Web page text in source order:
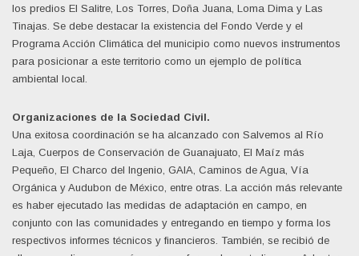
los predios El Salitre, Los Torres, Doña Juana, Loma Dima y Las
Tinajas. Se debe destacar la existencia del Fondo Verde y el
Programa Acción Climática del municipio como nuevos instrumentos
para posicionar a este territorio como un ejemplo de política
ambiental local.
Organizaciones de la Sociedad Civil.
Una exitosa coordinación se ha alcanzado con Salvemos al Río
Laja, Cuerpos de Conservación de Guanajuato, El Maíz más
Pequeño, El Charco del Ingenio, GAIA, Caminos de Agua, Vía
Orgánica y Audubon de México, entre otras. La acción más relevante
es haber ejecutado las medidas de adaptación en campo, en
conjunto con las comunidades y entregando en tiempo y forma los
respectivos informes técnicos y financieros. También, se recibió de